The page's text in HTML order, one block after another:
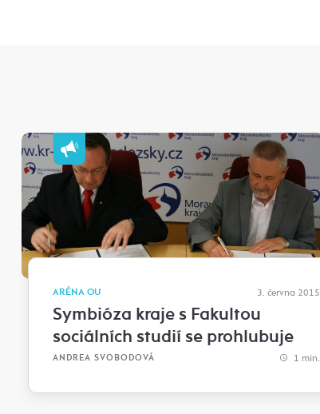
ARÉNA OU 3. června 2015
Symbióza kraje s Fakultou
sociálních studií se prohlubuje
ANDREA SVOBODOVÁ 1 min.